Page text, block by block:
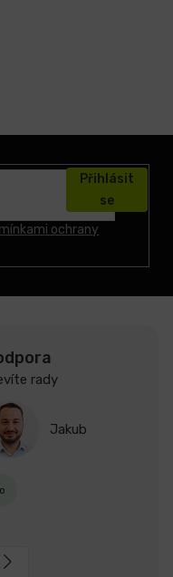
ochrany
Přihlásit
se
rady
Jakub